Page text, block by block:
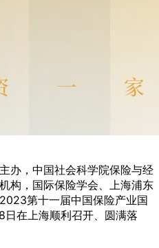
办，中国社会科学院保险与经
构，国际保险学会、上海浦东
第十一届中国保险产业国
在上海顺利召开、圆满落